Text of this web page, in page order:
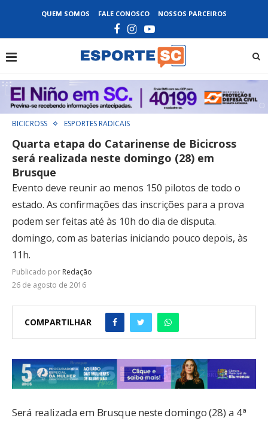
QUEM SOMOS FALE CONOSCO NOSSOS PARCEIROS
BICICROSS ESPORTES RADICAIS
Quarta etapa do Catarinense de Bicicross
será realizada neste domingo (28) em
Brusque
Evento deve reunir ao menos 150 pilotos de todo o
estado. As confirmações das inscrições para a prova
podem ser feitas até às 10h do dia de disputa.
domingo, com as baterias iniciando pouco depois, às
11h.
Publicado por Redação
26 de agosto de 2016
COMPARTILHAR
Será realizada em Brusque neste domingo (28) a 4ª